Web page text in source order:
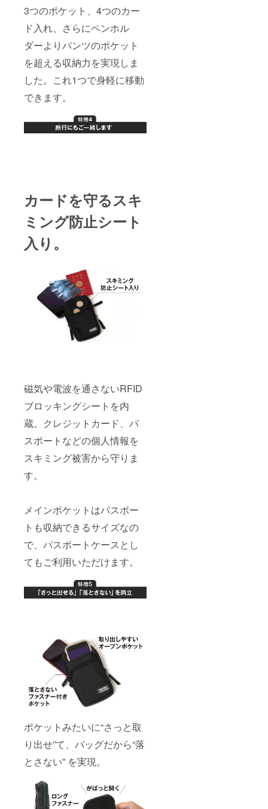
3つのポケット、4つのカー
ド入れ、さらにペンホル
ダーよりパンツのポケット
を超える収納力を実現しま
した。これ1つで身軽に移動
できます。
カードを守るスキ
ミング防止シート
入り。
磁気や電波を通さないRFID
ブロッキングシートを内
蔵。クレジットカード、パ
スポートなどの個人情報を
スキミング被害から守りま
す。
メインポケットはパスポー
トも収納できるサイズなの
で、パスポートケースとし
てもご利用いただけます。
ポケットみたいに“さっと取
り出せ”て、バッグだから“落
とさない” を実現。